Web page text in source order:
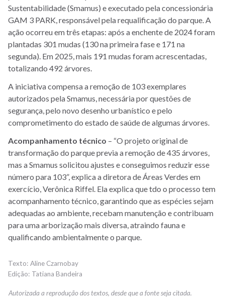
Sustentabilidade (Smamus) e executado pela concessionária
GAM 3 PARK, responsável pela requalificação do parque. A
ação ocorreu em três etapas: após a enchente de 2024 foram
plantadas 301 mudas (130 na primeira fase e 171 na
segunda). Em 2025, mais 191 mudas foram acrescentadas,
totalizando 492 árvores.
A iniciativa compensa a remoção de 103 exemplares
autorizados pela Smamus, necessária por questões de
segurança, pelo novo desenho urbanístico e pelo
comprometimento do estado de saúde de algumas árvores.
Acompanhamento técnico – “O projeto original de
transformação do parque previa a remoção de 435 árvores,
mas a Smamus solicitou ajustes e conseguimos reduzir esse
número para 103”, explica a diretora de Áreas Verdes em
exercício, Verônica Riffel. Ela explica que tdo o processo tem
acompanhamento técnico, garantindo que as espécies sejam
adequadas ao ambiente, recebam manutenção e contribuam
para uma arborização mais diversa, atraindo fauna e
qualificando ambientalmente o parque.
Aline Czarnobay
Tatiana Bandeira